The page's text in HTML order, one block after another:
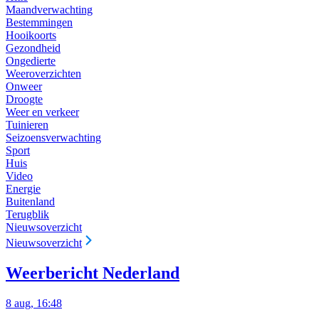
Maandverwachting
Bestemmingen
Hooikoorts
Gezondheid
Ongedierte
Weeroverzichten
Onweer
Droogte
Weer en verkeer
Tuinieren
Seizoensverwachting
Sport
Huis
Video
Energie
Buitenland
Terugblik
Nieuwsoverzicht
Nieuwsoverzicht
Weerbericht Nederland
8 aug, 16:48